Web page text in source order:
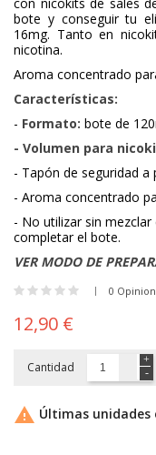
bote y conseguir tu
16mg. Tanto en
nicotina.
Aroma concentrado
Características:
- Formato: bote de
- Volumen para
- Tapón de seguridad a
- Aroma concentrado
- No utilizar sin
completar el bote.
VER MODO DE
0
12,90 €
Cantidad
 Últimas unidades